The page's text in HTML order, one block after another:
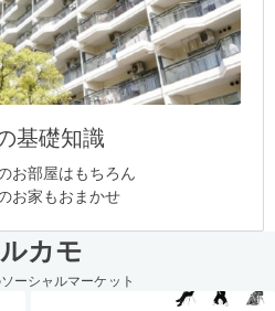
基礎知識
お部屋はもちろん
お家もおまかせ
カモ
ーシャルマーケット